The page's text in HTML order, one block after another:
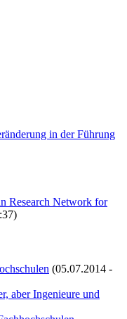
in der Führung
Research Network for
(05.07.2014 -
aber Ingenieure und